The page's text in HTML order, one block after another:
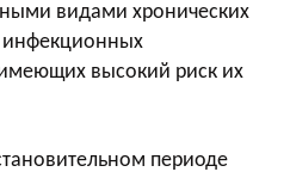
видами хронических
высокий риск их
периоде